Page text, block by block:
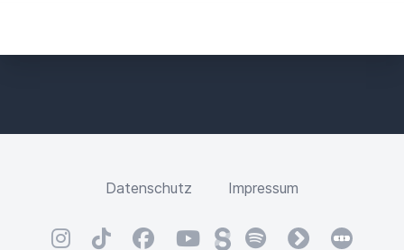
Datenschutz Impressum
InstagramTikTokFacebookYouTubeSteadySpotifyfyyd